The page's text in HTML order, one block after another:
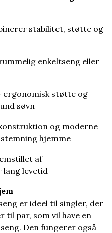
stabilitet, støtte og
enkeltseng eller
ergonomisk støtte og
søvn
og moderne
hjemme
af
levetid
er ideel til singler, der
til par, som vil have en
Den fungerer også